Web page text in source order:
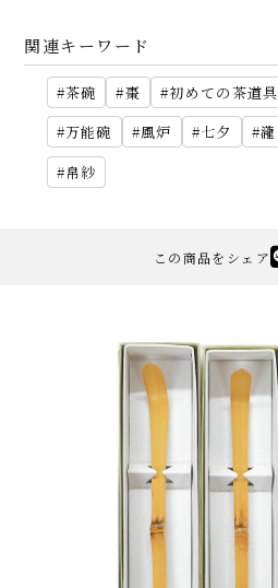
関連キーワード
茶碗 棗 初めての茶道具
万能碗
風炉 七夕 瀧
帛紗
この商品をシェア